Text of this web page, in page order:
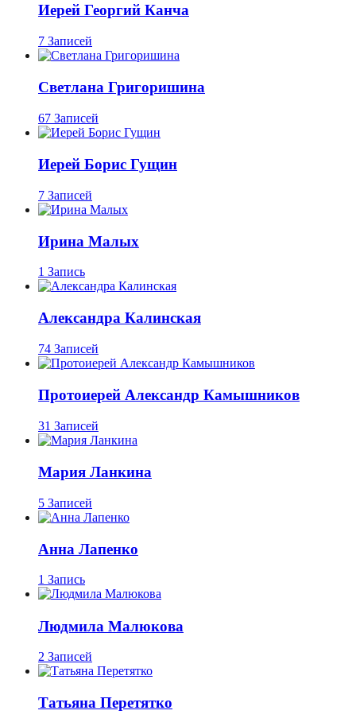
Иерей Георгий Канча
7 Записей
Светлана Григоришина
67 Записей
Иерей Борис Гущин
7 Записей
Ирина Малых
1 Запись
Александра Калинская
74 Записей
Протоиерей Александр Камышников
31 Записей
Мария Ланкина
5 Записей
Анна Лапенко
1 Запись
Людмила Малюкова
2 Записей
Татьяна Перетятко